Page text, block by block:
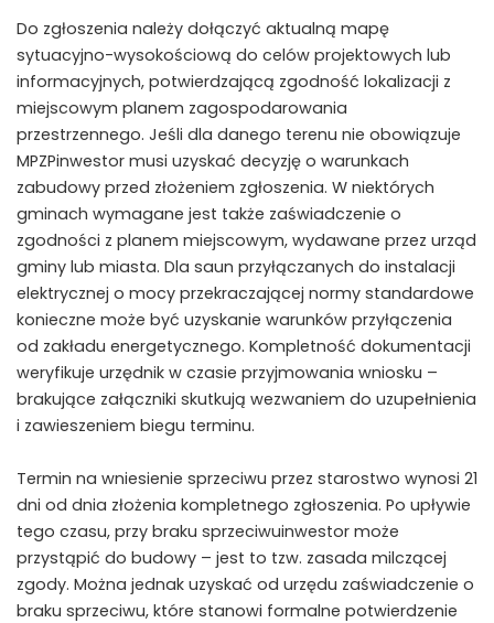
Do zgłoszenia należy dołączyć aktualną mapę
sytuacyjno-wysokościową do celów projektowych lub
informacyjnych, potwierdzającą zgodność lokalizacji z
miejscowym planem zagospodarowania
przestrzennego. Jeśli dla danego terenu nie obowiązuje
MPZPinwestor musi uzyskać decyzję o warunkach
zabudowy przed złożeniem zgłoszenia. W niektórych
gminach wymagane jest także zaświadczenie o
zgodności z planem miejscowym, wydawane przez urząd
gminy lub miasta. Dla saun przyłączanych do instalacji
elektrycznej o mocy przekraczającej normy standardowe
konieczne może być uzyskanie warunków przyłączenia
od zakładu energetycznego. Kompletność dokumentacji
weryfikuje urzędnik w czasie przyjmowania wniosku –
brakujące załączniki skutkują wezwaniem do uzupełnienia
i zawieszeniem biegu terminu.
Termin na wniesienie sprzeciwu przez starostwo wynosi 21
dni od dnia złożenia kompletnego zgłoszenia. Po upływie
tego czasu, przy braku sprzeciwuinwestor może
przystąpić do budowy – jest to tzw. zasada milczącej
zgody. Można jednak uzyskać od urzędu zaświadczenie o
braku sprzeciwu, które stanowi formalne potwierdzenie